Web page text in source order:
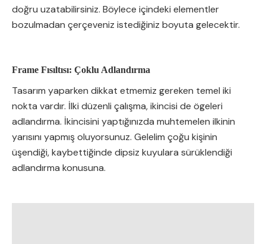
doğru uzatabilirsiniz. Böylece içindeki elementler
bozulmadan çerçeveniz istediğiniz boyuta gelecektir.
Frame Fısıltısı: Çoklu Adlandırma
Tasarım yaparken dikkat etmemiz gereken temel iki
nokta vardır. İlki düzenli çalışma, ikincisi de ögeleri
adlandırma. İkincisini yaptığınızda muhtemelen ilkinin
yarısını yapmış oluyorsunuz. Gelelim çoğu kişinin
üşendiği, kaybettiğinde dipsiz kuyulara sürüklendiği
adlandırma konusuna.